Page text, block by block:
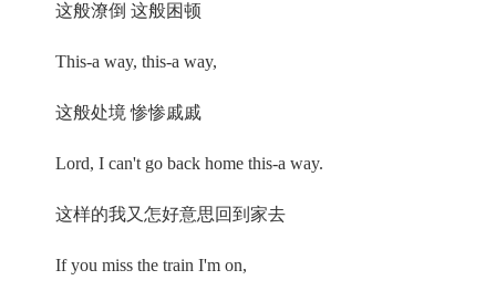
这般潦倒 这般困顿
This-a way, this-a way,
这般处境 惨惨戚戚
Lord, I can't go back home this-a way.
这样的我又怎好意思回到家去
If you miss the train I'm on,